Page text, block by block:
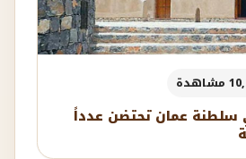
سلطنة عمان تحتضن عدداً